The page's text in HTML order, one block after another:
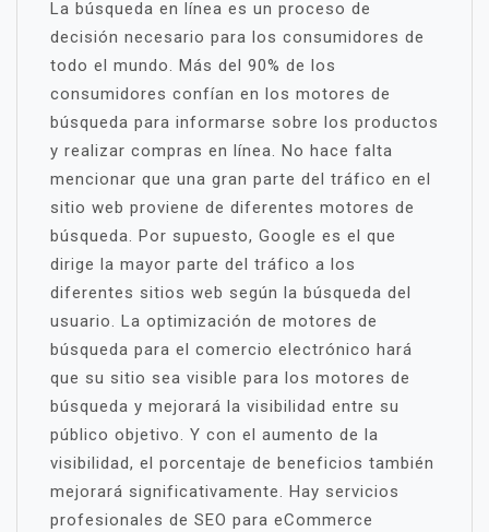
La búsqueda en línea es un proceso de
decisión necesario para los consumidores de
todo el mundo. Más del 90% de los
consumidores confían en los motores de
búsqueda para informarse sobre los productos
y realizar compras en línea. No hace falta
mencionar que una gran parte del tráfico en el
sitio web proviene de diferentes motores de
búsqueda. Por supuesto, Google es el que
dirige la mayor parte del tráfico a los
diferentes sitios web según la búsqueda del
usuario. La optimización de motores de
búsqueda para el comercio electrónico hará
que su sitio sea visible para los motores de
búsqueda y mejorará la visibilidad entre su
público objetivo. Y con el aumento de la
visibilidad, el porcentaje de beneficios también
mejorará significativamente. Hay servicios
profesionales de SEO para eCommerce